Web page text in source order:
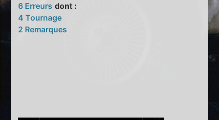
6 Erreurs dont :
4 Tournage
2 Remarques